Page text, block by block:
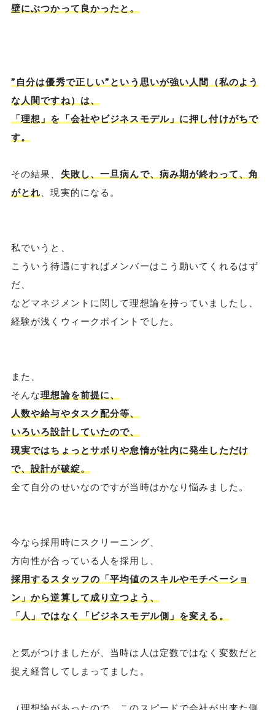
壁にぶつかって良かったと。
”自分は優秀で正しい”という思いが強い人間（私のよう
な人間ですね）は、
「理想」を「会社やビジネスモデル」に押し付けがちで
す。
その結果、 失敗し、一旦病んで、病み期が終わって、角
がとれ 、現実的になる。
私でいうと、
こういう待遇にすればメンバーはこう動いてくれるはず
だ、
などマネジメントに関して理想論を持っていましたし、
経験が浅くウィークポイントでした。
また、
そんな理想論を前提に、
人数や給与やタスク配分等、
いろいろ設計していたので、
現実ではちょっとサボりや怠惰が社内に発生しただけ
で、設計が破綻。
全て自分のせいなのですが当時はかなり悩みました。
今なら採用時にスクリーニング、
方向性が合っている人を採用し、
採用するスタッフの「平均値のスキルやモチベーショ
ン」から逆算して成り立つよう、
「人」ではなく「ビジネスモデル側」を変える。
と気がつけましたが、当時は人は定数ではなく変数だと
捉え経営してしまってました。
（理想論があったので、このスピードで会社が出来た側